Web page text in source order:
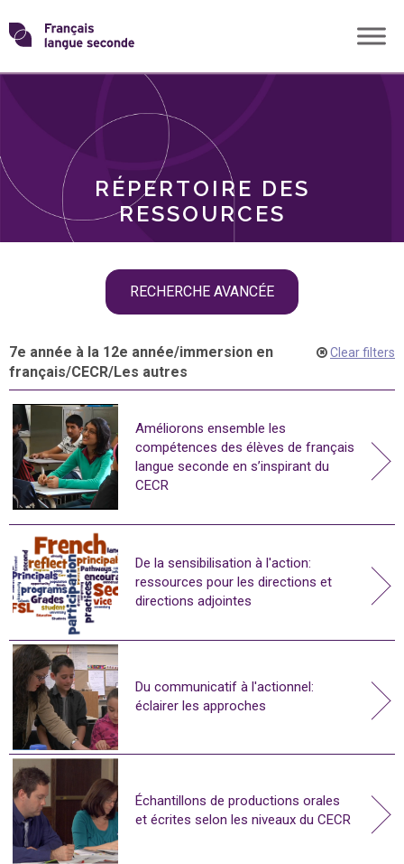
Skip
toTransformons
langue
RÉPERTOIRE DES
RESSOURCES
RECHERCHE AVANCÉE
THÈMES
7e année à la 12e année/immersion en
français/CECR/Les autres
Clear filters
Améliorons ensemble les
compétences des élèves de français
langue seconde en s’inspirant du
CECR
De la sensibilisation à l'action:
ressources pour les directions et
directions adjointes
Du communicatif à l'actionnel:
éclairer les approches
Échantillons de productions orales
et écrites selon les niveaux du CECR